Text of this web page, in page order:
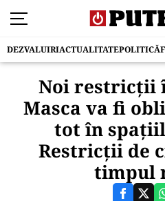
DEZVALUIRIACTUALITATEPOLITICĂ
Noi restricții
Masca va fi
tot în
Restricții de
timpul